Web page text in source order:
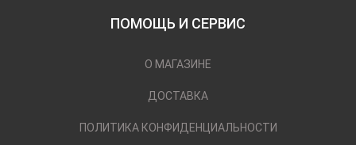
ПОМОЩЬ И СЕРВИС
О МАГАЗИНЕ
ДОСТАВКА
ПОЛИТИКА КОНФИДЕНЦИАЛЬНОСТИ